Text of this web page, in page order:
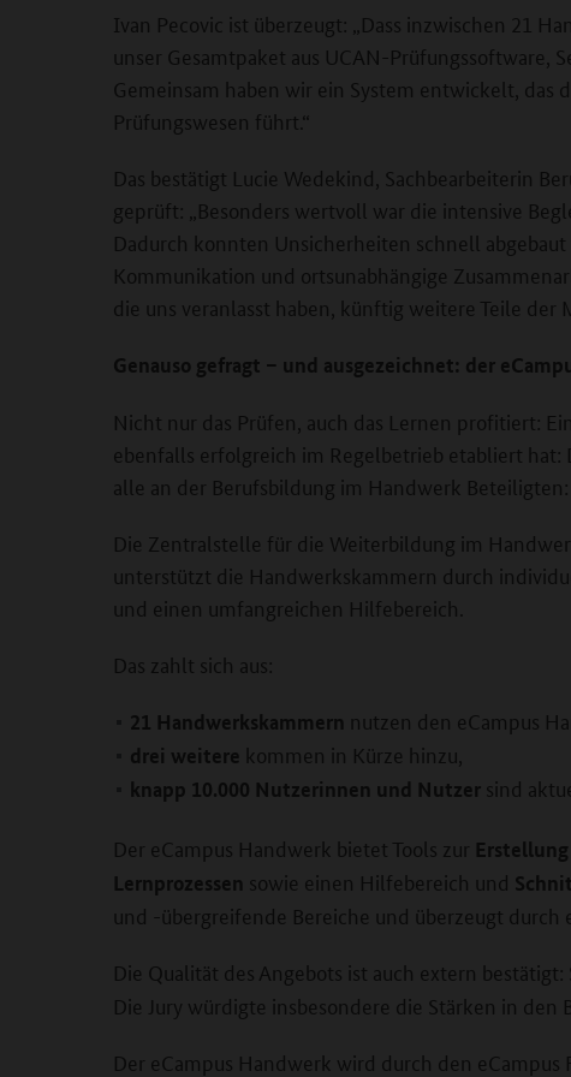
Ivan Pecovic ist überzeugt: „Dass inzwischen 21
unser Gesamtpaket aus UCAN-
Gemeinsam haben wir ein System entwickelt,
Prüfungswesen führt.“
Das bestätigt Lucie Wedekind, Sachbearbeiterin
geprüft: „Besonders wertvoll war die intensive
Dadurch konnten Unsicherheiten schnell
Kommunikation und ortsunabhängige
die uns veranlasst haben, künftig weitere Teile
Genauso gefragt – und ausgezeichnet: der
Nicht nur das Prüfen, auch das Lernen profitiert:
ebenfalls erfolgreich im Regelbetrieb etabliert
alle an der Berufsbildung im Handwerk
Die Zentralstelle für die Weiterbildung im
unterstützt die Handwerkskammern durch
und einen umfangreichen Hilfebereich.
Das zahlt sich aus:
21 Handwerkskammern nutzen den eCampus
drei weitere kommen in Kürze hinzu,
knapp 10.000 Nutzerinnen und Nutzer sind
Der eCampus Handwerk bietet Tools zur
Lernprozessen sowie einen Hilfebereich und
und -übergreifende Bereiche und überzeugt
Die Qualität des Angebots ist auch extern
Die Jury würdigte insbesondere die Stärken in
Der eCampus Handwerk wird durch den